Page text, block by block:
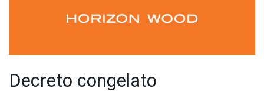
Decreto congelato